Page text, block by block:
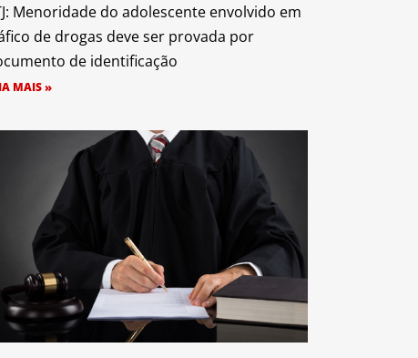
Menoridade do adolescente envolvido em
de drogas deve ser provada por
de identificação
MAIS »